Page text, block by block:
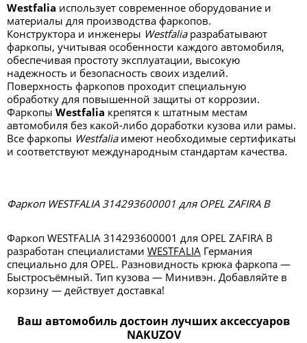
Westfalia использует современное оборудование и
материалы для производства фаркопов.
Конструктора и инженеры Westfaliaразрабатывают
фаркопы, учитывая особенности каждого автомобиля,
обеспечивая простоту эксплуатации, высокую
надежность и безопасность своих изделий.
Поверхность фаркопов проходит специальную
обработку для повышенной защиты от коррозии.
Фаркопы Westfalia крепятся к штатным местам
автомобиля без какой-либо доработки кузова или рамы.
Все фаркопы Westfaliaимеют необходимые сертификаты
и соответствуют международным стандартам качества.
Фаркоп WESTFALIA 314293600001 для OPEL ZAFIRA B
Фаркоп WESTFALIA 314293600001 для OPEL ZAFIRA B
разработан специалистами WESTFALIA Германия
специально для OPEL. Разновидность крюка фаркопа —
Быстросъёмный. Тип кузова — Минивэн. Добавляйте в
корзину — действует доставка!
Ваш автомобиль достоин лучших аксессуаров
NAKUZOV